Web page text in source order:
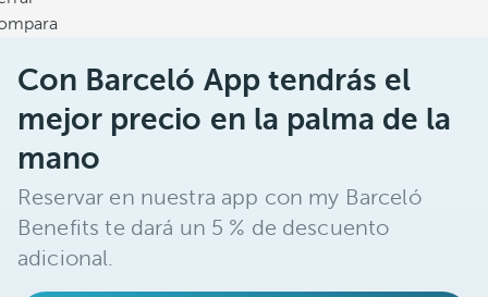
Con Barceló App tendrás el
mejor precio en la palma de la
mano
Reservar en nuestra app con my Barceló
Benefits te dará un 5 % de descuento
adicional.